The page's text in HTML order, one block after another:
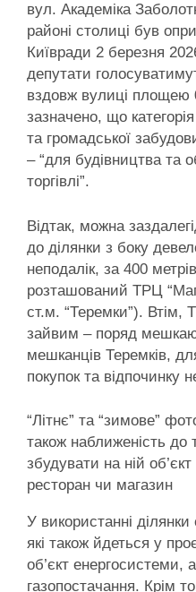
вул. Академіка
районі столиці був
Київради 2 березня
депутати
вздовж вулиці площею
зазначено, що
та громадської
– “для будівництва та
торгівлі”.
Відтак, можна
до ділянки з боку
неподалік, за 400
розташований ТРЦ
ст.м. “Теремки”). Втім,
зайвим – поряд
мешканців Теремків,
покупок та відпочинку
“Літнє” та “зимове”
також наближеність до
збудувати на ній
ресторан чи магазин
У використанні
які також йдеться у
об’єкт енергосистеми,
газопостачання. Крім